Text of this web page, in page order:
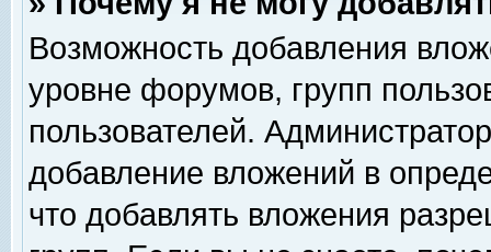
Возможность добавления
уровне форумов, групп
пользователей.
добавление вложений в
что добавлять вложения